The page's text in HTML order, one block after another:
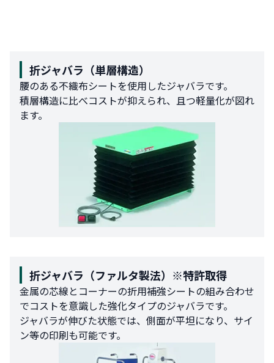
折ジャバラ（単層構造）
腰のある不織布シートを使用したジャバラです。
積層構造に比べコストが抑えられ、且つ軽量化が図れ
ます。
折ジャバラ（ファルタ製法）※特許取得
金属の芯線とコーナーの折用補強シートの組み合わせ
でコストを意識した強化タイプのジャバラです。
ジャバラが伸びた状態では、側面が平坦になり、サイ
ン等の印刷も可能です。